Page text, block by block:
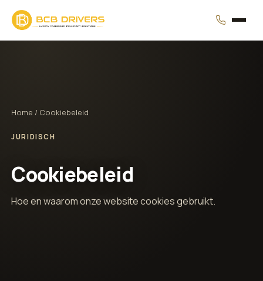
Home / Cookiebeleid
JURIDISCH
Cookiebeleid
Hoe en waarom onze website cookies gebruikt.